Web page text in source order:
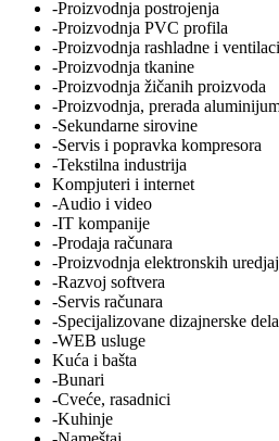
-Proizvodnja postrojenja
-Proizvodnja PVC profila
-Proizvodnja rashladne i
-Proizvodnja tkanine
-Proizvodnja žičanih proizvoda
-Proizvodnja, prerada
-Sekundarne sirovine
-Servis i popravka kompresora
-Tekstilna industrija
Kompjuteri i internet
-Audio i video
-IT kompanije
-Prodaja računara
-Proizvodnja elektronskih
-Razvoj softvera
-Servis računara
-Specijalizovane dizajnerske
-WEB usluge
Kuća i bašta
-Bunari
-Cveće, rasadnici
-Kuhinje